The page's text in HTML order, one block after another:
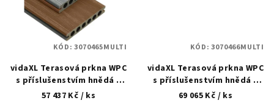
vidaXL Terasová prkna WPC
s příslušenstvím hnědá a
šedá 20 m² 2,2 m
57 437 Kč / ks
KÓD:3070465MULTI
vidaXL Terasová prkna WPC
s příslušenstvím hnědá a
šedá 26 m² 2,2 m
69 065 Kč / ks
KÓD:3070466MULTI